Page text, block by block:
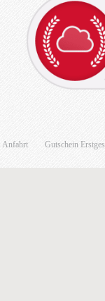
Anfahrt Gutschein